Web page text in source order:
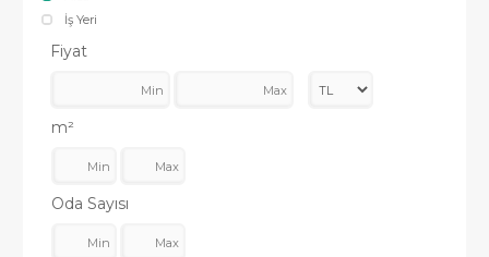
İş Yeri
Fiyat
m²
Oda Sayısı